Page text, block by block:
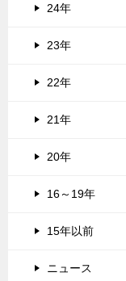
24年
23年
22年
21年
20年
16～19年
15年以前
ニュース